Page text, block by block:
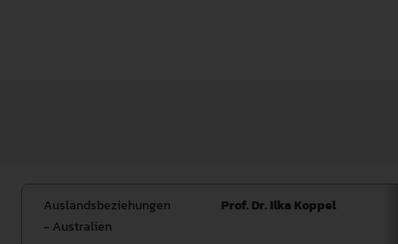
Auslandsbeziehungen
- Australien
Prof. Dr. Ilka Koppel